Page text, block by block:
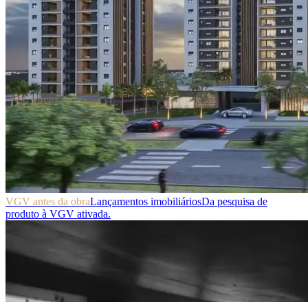
VGV antes da obraLançamentos imobiliáriosDa pesquisa de
produto à VGV ativada.